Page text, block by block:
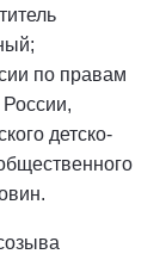
по правам
детско-